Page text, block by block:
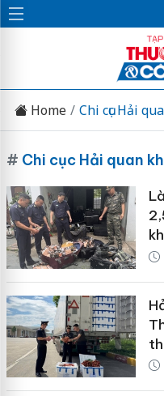
Home Chi cục Hải
# Chi cục Hải quan